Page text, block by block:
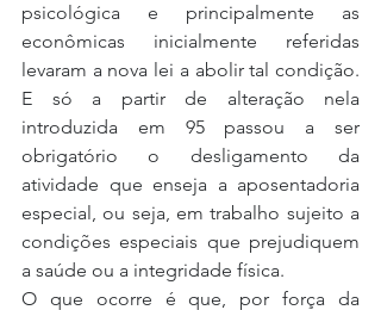
psicológica e principalmente as
econômicas inicialmente referidas
levaram a nova lei a abolir tal condição.
E só a partir de alteração nela
introduzida em 95 passou a ser
obrigatório o desligamento da
atividade que enseja a aposentadoria
especial, ou seja, em trabalho sujeito a
condições especiais que prejudiquem
a saúde ou a integridade física.
O que ocorre é que, por força da